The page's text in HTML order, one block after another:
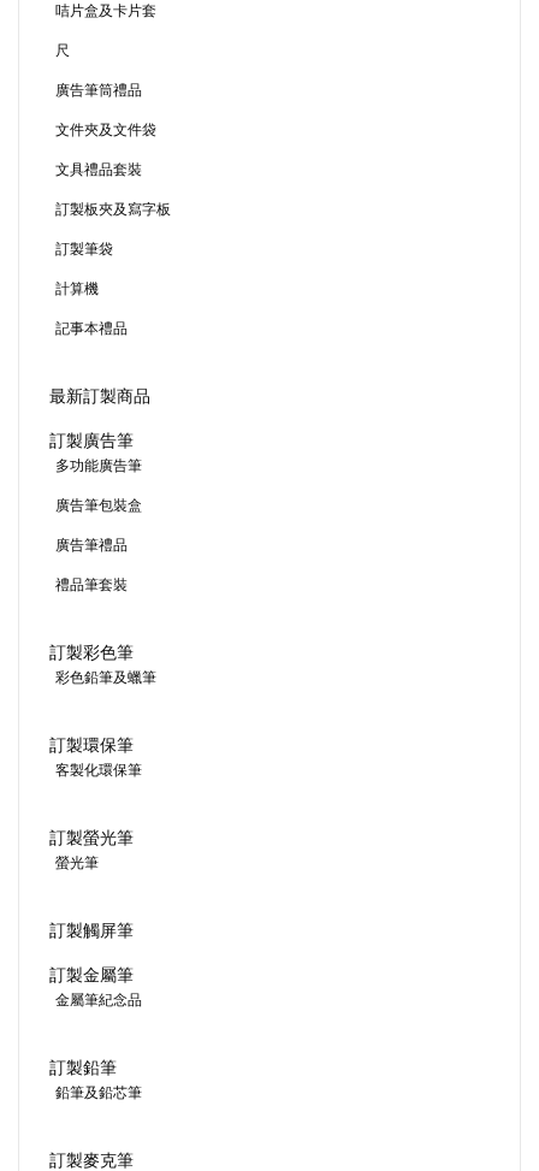
咭片盒及卡片套
尺
廣告筆筒禮品
文件夾及文件袋
文具禮品套裝
訂製板夾及寫字板
訂製筆袋
計算機
記事本禮品
最新訂製商品
訂製廣告筆
多功能廣告筆
廣告筆包裝盒
廣告筆禮品
禮品筆套裝
訂製彩色筆
彩色鉛筆及蠟筆
訂製環保筆
客製化環保筆
訂製螢光筆
螢光筆
訂製觸屏筆
訂製金屬筆
金屬筆紀念品
訂製鉛筆
鉛筆及鉛芯筆
訂製麥克筆